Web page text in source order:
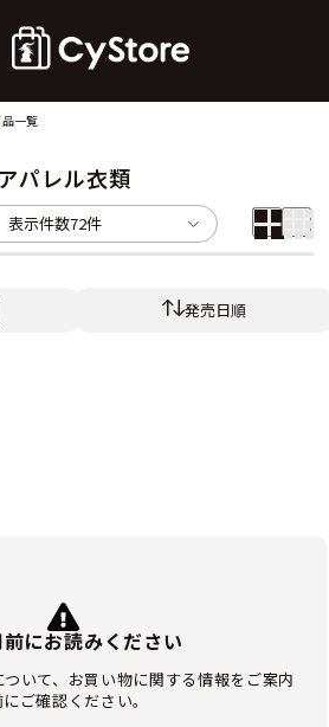
一覧
アパレル衣類
表示件数72件
発売日順
にお読みください
いて、お買い物に関する情報をご案内
ご確認ください。